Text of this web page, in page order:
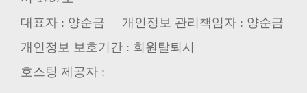
대표자 : 양순금 개인정보 관리책임자 : 양순금
개인정보 보호기간 : 회원탈퇴시
호스팅 제공자 :